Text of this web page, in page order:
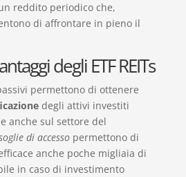
reddito periodico che,
di affrontare in pieno il
degli ETF REITs
permettono di ottenere
degli attivi investiti
anche sul settore del
di accessopermettono di
anche poche migliaia di
in caso di investimento